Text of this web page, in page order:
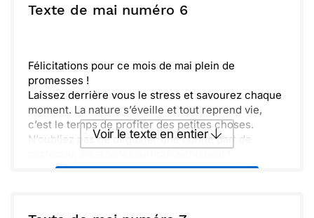
ou : Copier Recevoir par mail
Texte de mai numéro 6
Félicitations pour ce mois de mai plein de
promesses !
Laissez derrière vous le stress et savourez chaque
moment. La nature s’éveille et tout reprend vie,
c’est le temps de profiter des petites choses.
N’oubliez pas de déguster une bonne part de
Amusez-vous bien, partagez des rires et faites le
Voir le texte en entier